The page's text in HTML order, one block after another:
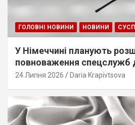
ГОЛОВНІ НОВИНИ НОВИНИ
У Німеччині планують
повноваження спецслужб
стеження
24 Липня 2026 Daria Krapivtsova